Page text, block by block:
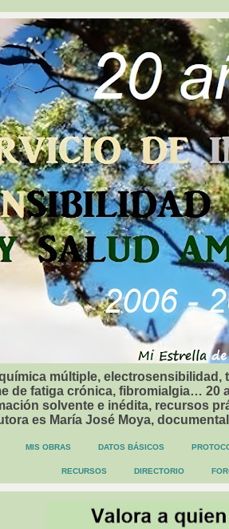
múltiple,
de fatiga crónica, fibromialgia…
solvente e inédita, recursos
es María José Moya,
MIS OBRAS DATOS BÁSICOS
RECURSOS DIRECTORIO